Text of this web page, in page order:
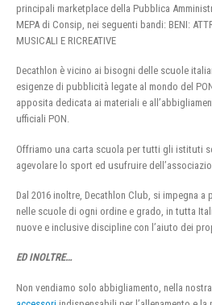
principali marketplace della Pubblica
MEPA di Consip, nei seguenti bandi: BENI:
MUSICALI E RICREATIVE
Decathlon è vicino ai bisogni delle scuole
esigenze di pubblicità legate al mondo del
apposita dedicata ai materiali e
ufficiali PON.
Offriamo una carta scuola per tutti gli istituti
agevolare lo sport ed usufruire
Dal 2016 inoltre, Decathlon Club, si impegna
nelle scuole di ogni ordine e grado, in tutta
nuove e inclusive discipline con l’aiuto dei
ED INOLTRE…
Non vendiamo solo abbigliamento, nella